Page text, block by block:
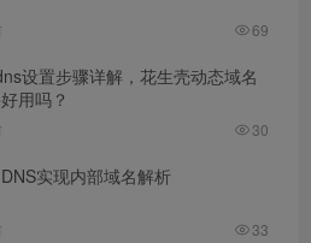
69
设置步骤详解，花生壳动态域名
用吗？
30
实现内部域名解析
33